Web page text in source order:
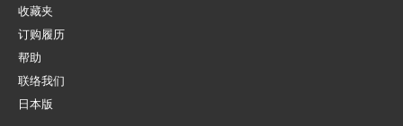
收藏夹
订购履历
帮助
联络我们
日本版